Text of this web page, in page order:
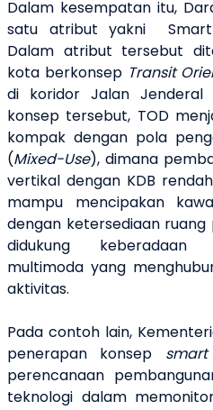
Dalam kesempatan itu,
satu atribut yakni Smart
Dalam atribut tersebut
kota berkonsep Transit
di koridor Jalan Jenderal
konsep tersebut, TOD
kompak dengan pola
(Mixed-Use), dimana
vertikal dengan KDB
mampu mencipakan
dengan ketersediaan ruang
didukung keberadaan
multimoda yang
aktivitas.
Pada contoh lain,
penerapan konsep
perencanaan
teknologi dalam